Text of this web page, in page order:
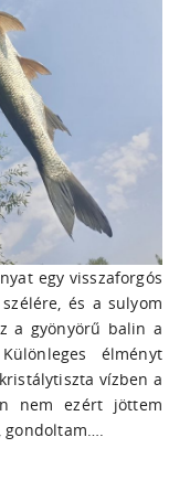
egy visszaforgós
és a sulyom
a gyönyörű balin a
élményt
vízben a
nem ezért jöttem
gondoltam….